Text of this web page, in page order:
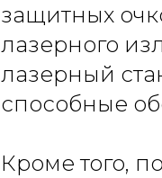
защитных
лазерного
лазерный
способные
Кроме того,